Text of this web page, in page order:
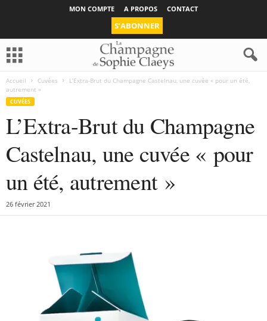
MON COMPTE A PROPOS CONTACT
S’ABONNER
Accueil Cuvées
L’Extra-Brut du Champagne Castelnau, une cuvée « pour un été,
autrement »
CUVÉES
L’Extra-Brut du Champagne
Castelnau, une cuvée « pour
un été, autrement »
26 février 2021